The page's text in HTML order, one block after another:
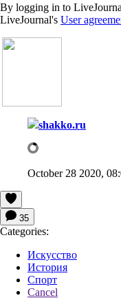
By logging in to
LiveJournal's User
shakko.ru
October 28 2020,
35
Categories:
Искусство
История
Спорт
Cancel